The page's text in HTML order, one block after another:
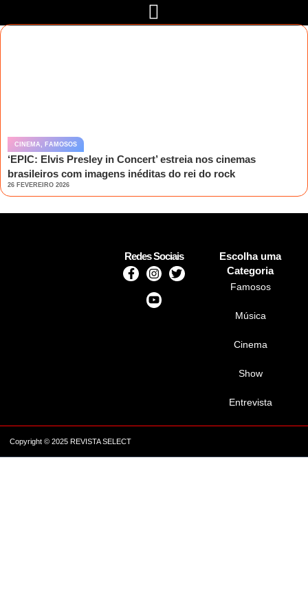
CINEMA, FAMOSOS
‘EPIC: Elvis Presley in Concert’ estreia nos cinemas
brasileiros com imagens inéditas do rei do rock
26 FEVEREIRO 2026
Redes Sociais
Escolha uma
Categoria
Famosos
Música
Cinema
Show
Entrevista
Copyright © 2025 REVISTA SELECT